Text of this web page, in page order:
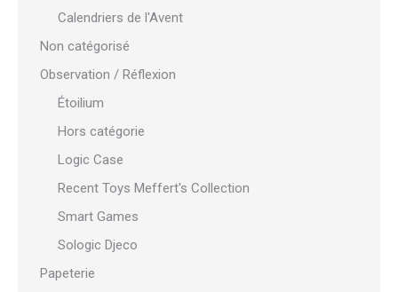
Calendriers de l'Avent
Non catégorisé
Observation / Réflexion
Étoilium
Hors catégorie
Logic Case
Recent Toys Meffert's Collection
Smart Games
Sologic Djeco
Papeterie